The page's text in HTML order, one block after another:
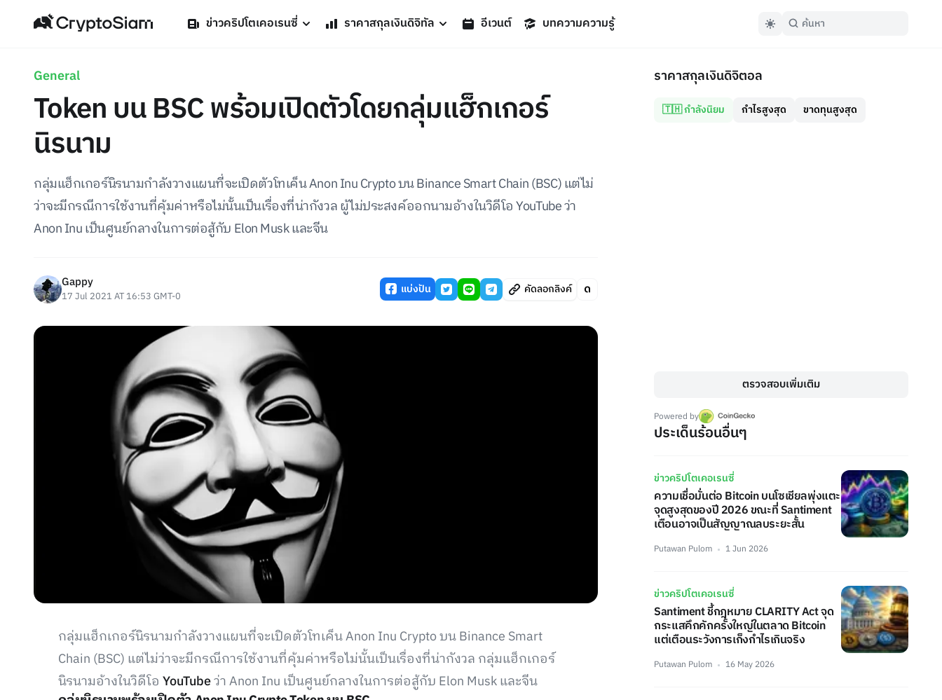
ข่าวคริปโตเคอเรนซี่ ราคาสกุลเงินดิจิทัล อีเวนต์ บทความความรู้
General
Token บน BSC พร้อมเปิดตัวโดยกลุ่มแฮ็กเกอร์
นิรนาม
กลุ่มแฮ็กเกอร์นิรนามกำลังวางแผนที่จะเปิดตัวโทเค็น Anon Inu Crypto บน Binance Smart Chain (BSC) แต่ไม่
ว่าจะมีกรณีการใช้งานที่คุ้มค่าหรือไม่นั้นเป็นเรื่องที่น่ากังวล ผู้ไม่ประสงค์ออกนามอ้างในวิดีโอ YouTube ว่า
Anon Inu เป็นศูนย์กลางในการต่อสู้กับ Elon Musk และจีน
Gappy
17 Jul 2021 AT 16:53 GMT-0 แบ่งปัน คัดลอกลิงค์
กลุ่มแฮ็กเกอร์นิรนามกำลังวางแผนที่จะเปิดตัวโทเค็น Anon Inu Crypto บน Binance Smart
Chain (BSC) แต่ไม่ว่าจะมีกรณีการใช้งานที่คุ้มค่าหรือไม่นั้นเป็นเรื่องที่น่ากังวล กลุ่มแฮ็กเกอร์
นิรนามอ้างในวิดีโอ YouTubeว่า Anon Inu เป็นศูนย์กลางในการต่อสู้กับ Elon Musk และจีน
ราคาสกุลเงินดิจิตอล
🇹🇭 กำลังนิยม กำไรสูงสุด ขาดทุนสูงสุด
ตรวจสอบเพิ่มเติม
Powered by
ประเด็นร้อนอื่นๆ
ข่าวคริปโตเคอเรนซี่
ความเชื่อมั่นต่อ Bitcoin บนโซเชียลพุ่งแตะ
จุดสูงสุดของปี 2026 ขณะที่ Santiment
เตือนอาจเป็นสัญญาณลบระยะสั้น
Putawan Pulom 1 Jun 2026
ข่าวคริปโตเคอเรนซี่
Santiment ชี้กฎหมาย CLARITY Act จุด
กระแสคึกคักครั้งใหญ่ในตลาด Bitcoin
แต่เตือนระวังการเก็งกำไรเกินจริง
Putawan Pulom 16 May 2026